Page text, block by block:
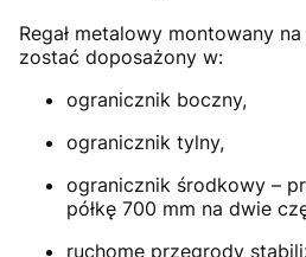
Regał metalowy montowany
zostać doposażony w:
ogranicznik boczny,
ogranicznik tylny,
ogranicznik środkowy –
półkę 700 mm na dwie
ruchome przegrody